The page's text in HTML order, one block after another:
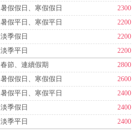
暑假假日、寒假假日
2300
暑假平日、寒假平日
2200
淡季假日
2200
淡季平日
2200
春節、連續假期
2800
暑假假日、寒假假日
2600
暑假平日、寒假平日
2400
淡季假日
2400
淡季平日
2400